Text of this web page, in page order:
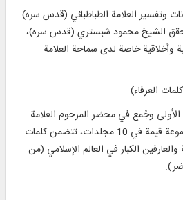
وتفسير العلامة الطباطبائي (قدس سره)
الشيخ محمود شبستري (قدس سره)،
وأخلاقية خاصة لدى سماحة العلامة
العرفاء)
وجُمع في محضر المرحوم العلامة
(قدس سره) وبإرشاده، هو مجموعة قيمة في 10 مجلدات، تتضمن كلمات
الكبار في العالم الإسلامي (من